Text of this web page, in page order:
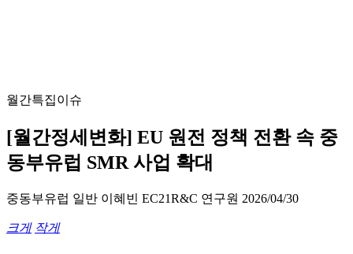
월간특집이슈
[월간정세변화] EU 원전 정책 전환 속 중
동부유럽 SMR 사업 확대
중동부유럽 일반 이혜빈 EC21R&C 연구원 2026/04/30
크게 작게